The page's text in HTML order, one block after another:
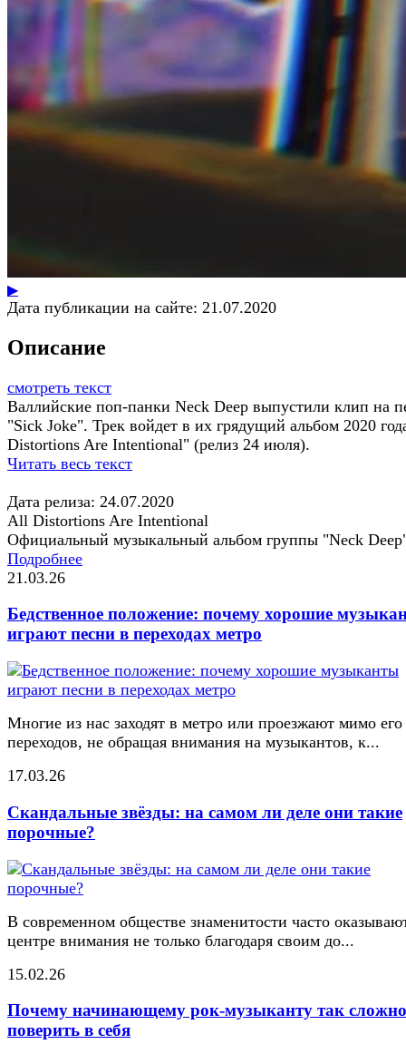
▶
Дата публикации на сайте: 21.07.2020
Описание
смотреть текст
Валлийские поп-панки Neck Deep выпустили клип на
"Sick Joke". Трек войдет в их грядущий альбом 2020
Distortions Are Intentional" (релиз 24 июля).
Читать весь текст
Дата релиза: 24.07.2020
All Distortions Are Intentional
Официальный музыкальный альбом группы "Neck
Подробнее
21.03.26
Бедственное положение: почему хорошие
играют песни в переходах метро
Многие из нас заходят в метро или проезжают мимо его
переходов, не обращая внимания на музыкантов, к...
17.03.26
Скандальные звёзды: на самом ли деле они такие
порочные?
В современном обществе знаменитости часто
центре внимания не только благодаря своим до...
15.02.26
Почему начинающему рок-музыканту так сложно
поверить в себя